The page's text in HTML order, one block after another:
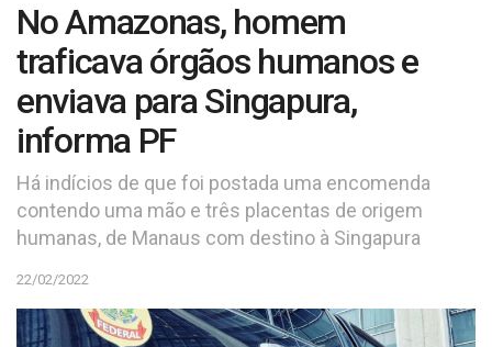
No Amazonas, homem
traficava órgãos humanos e
enviava para Singapura,
informa PF
Há indícios de que foi postada uma encomenda
contendo uma mão e três placentas de origem
humanas, de Manaus com destino à Singapura
22/02/2022